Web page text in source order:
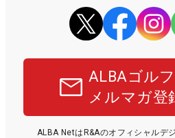
ALBAゴル
メルマガ登
ALBA NetはR&Aのオフィシャルデ